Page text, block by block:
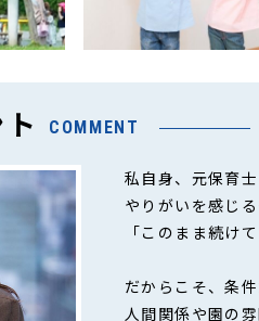
COMMENT
私自身、元保育
やりがいを感じ
「このまま続け
だからこそ、条件
人間関係や園の